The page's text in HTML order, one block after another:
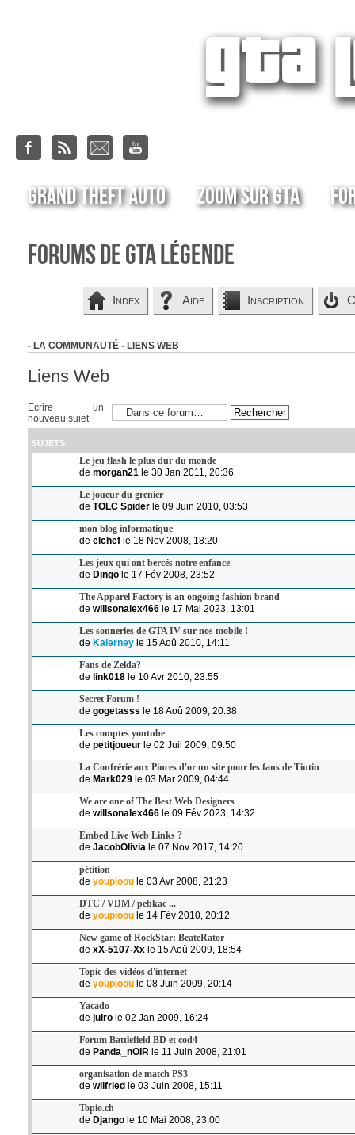
Grand Theft Auto Zoom sur GTA
Forums de GTA Légende
Index Aide Inscription
- LA COMMUNAUTÉ - LIENS WEB
Liens Web
Ecrire un
nouveau sujet
SUJETS
Le jeu flash le plus dur du monde
de morgan21 le 30 Jan 2011, 20:36
Le joueur du grenier
de TOLC Spiderle 09 Juin 2010, 03:53
mon blog informatique
de elchefle 18 Nov 2008, 18:20
Les jeux qui ont bercés notre enfance
de Dingole 17 Fév 2008, 23:52
The Apparel Factory is an ongoing fashion brand
de willsonalex466le 17 Mai 2023, 13:01
Les sonneries de GTA IV sur nos mobile !
de Kalerneyle 15 Aoû 2010, 14:11
Fans de Zelda?
de link018le 10 Avr 2010, 23:55
Secret Forum !
de gogetasss le 18 Aoû 2009, 20:38
Les comptes youtube
de petitjoueurle 02 Juil 2009, 09:50
La Confrérie aux Pinces d'or un site pour les fans de Tintin
de Mark029le 03 Mar 2009, 04:44
We are one of The Best Web Designers
de willsonalex466le 09 Fév 2023, 14:32
Embed Live Web Links ?
de JacobOlivia le 07 Nov 2017, 14:20
pétition
de youpiooule 03 Avr 2008, 21:23
DTC / VDM / pebkac ...
de youpiooule 14 Fév 2010, 20:12
New game of RockStar: BeateRator
de xX-5107-Xxle 15 Aoû 2009, 18:54
Topic des vidéos d'internet
de youpiooule 08 Juin 2009, 20:14
Yacado
de julrole 02 Jan 2009, 16:24
Forum Battlefield BD et cod4
de Panda_nOIR le 11 Juin 2008, 21:01
organisation de match PS3
de wilfriedle 03 Juin 2008, 15:11
Topio.ch
de Djangole 10 Mai 2008, 23:00